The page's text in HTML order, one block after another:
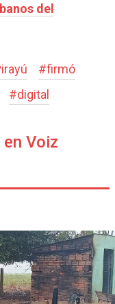
del
#firmó
#digital
Voiz